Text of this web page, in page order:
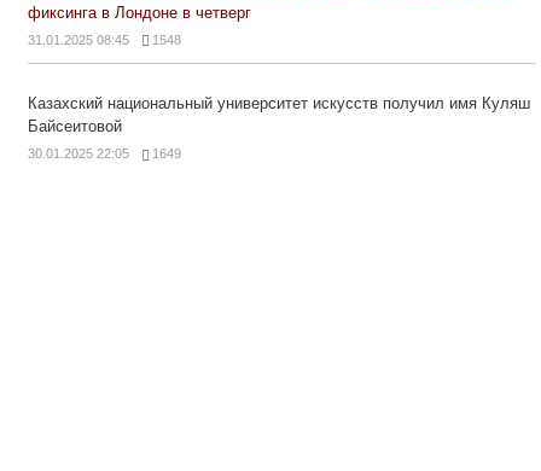
фиксинга в Лондоне в четверг
31.01.2025 08:45 1548
Казахский национальный университет искусств получил имя Куляш
Байсеитовой
30.01.2025 22:05 1649